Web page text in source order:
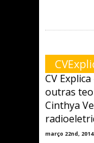
CV
outras
Cinthya
março 22nd,